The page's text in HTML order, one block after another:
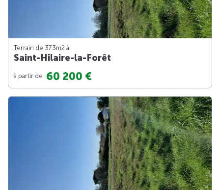
Terrain de 373m2 à
Saint-Hilaire-la-Forêt
à partir de 60 200 €